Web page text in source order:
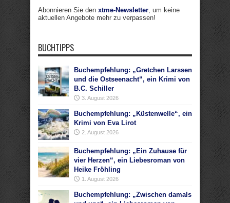
Abonnieren Sie den xtme-Newsletter, um keine
aktuellen Angebote mehr zu verpassen!
BUCHTIPPS
Buchempfehlung: „Gretchen Larssen
und die Ostseenacht“, ein Krimi von
B.C. Schiller
3. August 2026
Buchempfehlung: „Küstenwelle“, ein
Krimi von Eva Lirot
2. August 2026
Buchempfehlung: „Ein Zuhause für
vier Herzen“, ein Liebesroman von
Heike Fröhling
1. August 2026
Buchempfehlung: „Zwischen damals